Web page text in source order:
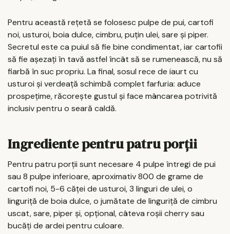
Pentru această rețetă se folosesc pulpe de pui, cartofi
noi, usturoi, boia dulce, cimbru, puțin ulei, sare și piper.
Secretul este ca puiul să fie bine condimentat, iar cartofii
să fie așezați în tavă astfel încât să se rumenească, nu să
fiarbă în suc propriu. La final, sosul rece de iaurt cu
usturoi și verdeață schimbă complet farfuria: aduce
prospețime, răcorește gustul și face mâncarea potrivită
inclusiv pentru o seară caldă.
Ingrediente pentru patru porții
Pentru patru porții sunt necesare 4 pulpe întregi de pui
sau 8 pulpe inferioare, aproximativ 800 de grame de
cartofi noi, 5-6 căței de usturoi, 3 linguri de ulei, o
linguriță de boia dulce, o jumătate de linguriță de cimbru
uscat, sare, piper și, opțional, câteva roșii cherry sau
bucăți de ardei pentru culoare.